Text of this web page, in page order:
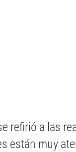
refirió a las
están muy